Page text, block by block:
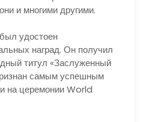
и многими другими.
удостоен
наград. Он получил
титул «Заслуженный
самым успешным
на церемонии World